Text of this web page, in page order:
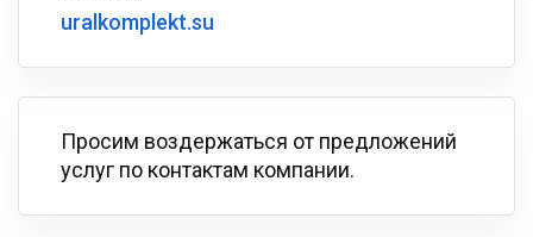
uralkomplekt.su
Просим воздержаться от предложений
услуг по контактам компании.